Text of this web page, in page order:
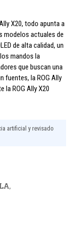
X20, todo apunta a
modelos actuales de
de alta calidad, un
mandos la
que buscan una
fuentes, la ROG Ally
la ROG Ally X20
artificial y revisado